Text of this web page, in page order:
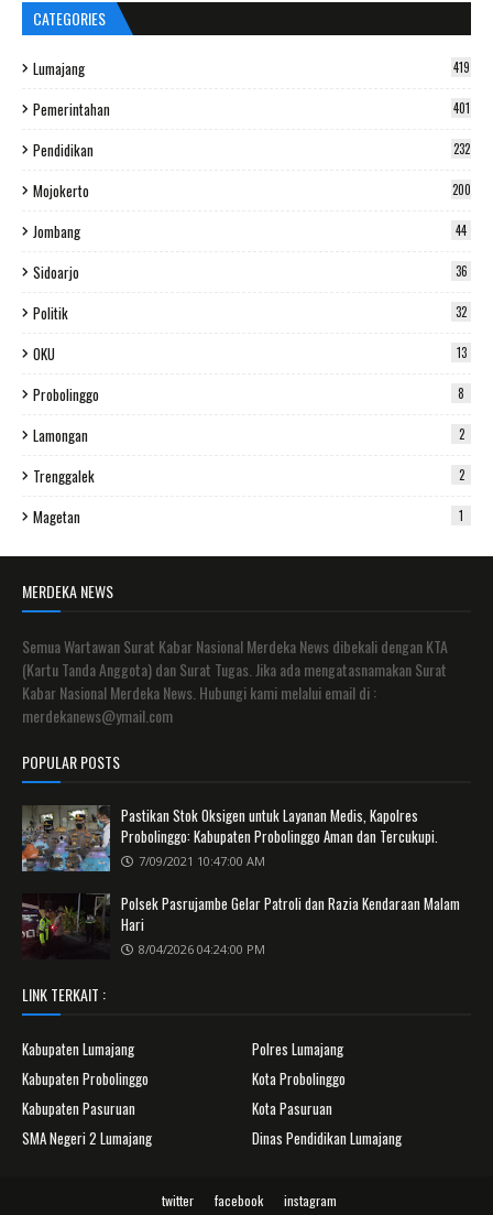
CATEGORIES
Lumajang 419
Pemerintahan 401
Pendidikan 232
Mojokerto 200
Jombang 44
Sidoarjo 36
Politik 32
OKU 13
Probolinggo 8
Lamongan 2
Trenggalek 2
Magetan 1
MERDEKA NEWS
Semua Wartawan Surat Kabar Nasional Merdeka News dibekali dengan KTA
(Kartu Tanda Anggota) dan Surat Tugas. Jika ada mengatasnamakan Surat
Kabar Nasional Merdeka News. Hubungi kami melalui email di :
merdekanews@ymail.com
POPULAR POSTS
Pastikan Stok Oksigen untuk Layanan Medis, Kapolres
Probolinggo: Kabupaten Probolinggo Aman dan Tercukupi.
7/09/2021 10:47:00 AM
Polsek Pasrujambe Gelar Patroli dan Razia Kendaraan Malam
Hari
8/04/2026 04:24:00 PM
LINK TERKAIT :
Kabupaten Lumajang
Polres Lumajang
Kabupaten Probolinggo
Kota Probolinggo
Kabupaten Pasuruan
Kota Pasuruan
SMA Negeri 2 Lumajang
Dinas Pendidikan Lumajang
twitter facebook instagram